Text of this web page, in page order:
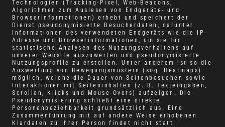
Technologien (Tracking-Pixel, Web-Beacons,
Algorithmen zum Auslesen von Endgeräte- und
Browserinformationen) erhebt und speichert der
Dienst pseudonymisierte Besucherdaten, darunter
Informationen des verwendeten Endgeräts wie die IP-
Adresse und Browserinformationen, um sie für
statistische Analysen des Nutzungsverhaltens auf
unserer Website auszuwerten und pseudonymisierte
Nutzungsprofile zu erstellen. Unter anderem ist so die
Auswertung von Bewegungsmustern (sog. Heatmaps)
möglich, welche die Dauer von Seitenbesuchen sowie
Interaktionen mit Seiteninhalten (z. B. Texteingaben,
Scrollen, Klicks und Mouse-Overs) aufzeigen. Die
Pseudonymisierung schließt eine direkte
Personenbeziehbarkeit grundsätzlich aus. Eine
Zusammenführung mit auf andere Weise erhobenen
Klardaten zu Ihrer Person findet nicht statt.